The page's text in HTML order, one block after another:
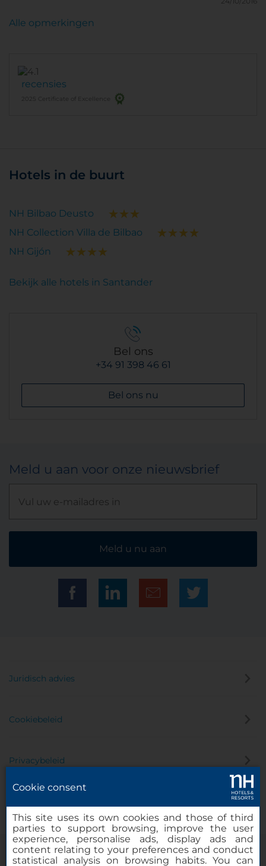
recensies
2025 Certificate of Excellence
Alle opmerkingen
Hotels in de buurt
NH Bilbao Deusto
NH Collection Villa de Bilbao
NH Gijón
Bekijk alle hotels in Santander
Bel ons
+34 91 398 46 61
Bel ons nu
Meld u aan voor onze nieuwsbrief
Meld u nu aan
Juridisch advies
Cookiebeleid
Privacybeleid
Cookie consent
This site uses its own cookies and those of third
parties to support browsing, improve the user
experience, personalise ads, display ads and
content relating to your preferences and conduct
statistical analysis on browsing habits. You can